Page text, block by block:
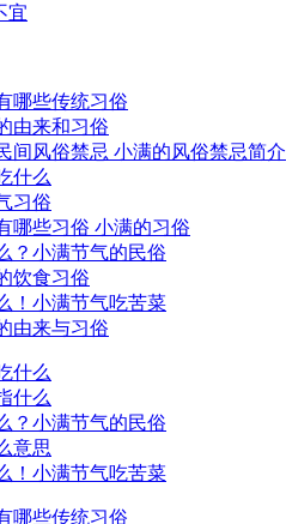
宜
哪些传统习俗
由来和习俗
间风俗禁忌 小满的风俗禁忌简介
什么
习俗
哪些习俗 小满的习俗
？小满节气的民俗
饮食习俗
！小满节气吃苦菜
由来与习俗
什么
什么
？小满节气的民俗
意思
！小满节气吃苦菜
哪些传统习俗